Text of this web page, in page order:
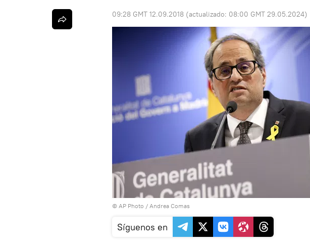
09:28 GMT 12.09.2018 (actualizado: 08:00 GMT 29.05.2024)
© AP Photo / Andrea Comas
Síguenos en